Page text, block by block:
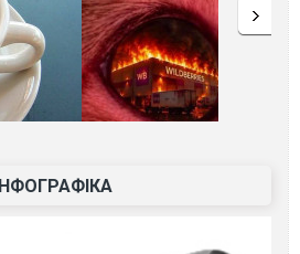
ІНФОГРАФІКА